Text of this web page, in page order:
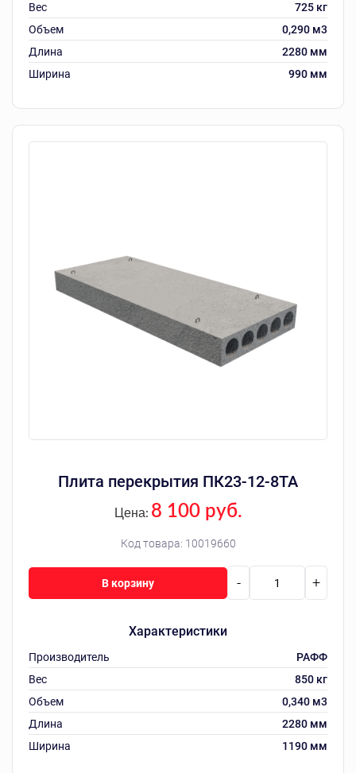
Вес
725 кг
Объем
0,290 м3
Длина
2280 мм
Ширина
990 мм
Плита перекрытия ПК23-12-8ТА
Код товара: 10019660
Цена: 8 100 руб.
Характеристики
Производитель
РАФФ
Вес
850 кг
Объем
0,340 м3
Длина
2280 мм
Ширина
1190 мм
- +
В корзину